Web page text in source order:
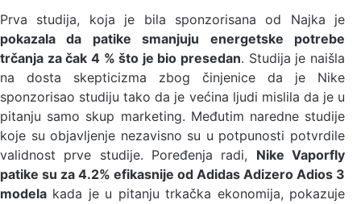
Prva studija, koja je bila sponzorisana od Najka je
pokazala da patike smanjuju energetske potrebe
trčanja za čak 4 % što je bio presedan. Studija je naišla
na dosta skepticizma zbog činjenice da je Nike
sponzorisao studiju tako da je većina ljudi mislila da je u
pitanju samo skup marketing. Međutim naredne studije
koje su objavljenje nezavisno su u potpunosti potvrdile
validnost prve studije. Poređenja radi, Nike Vaporfly
patike su za 4.2% efikasnije od Adidas Adizero Adios 3
modela kada je u pitanju trkačka ekonomija, pokazuje